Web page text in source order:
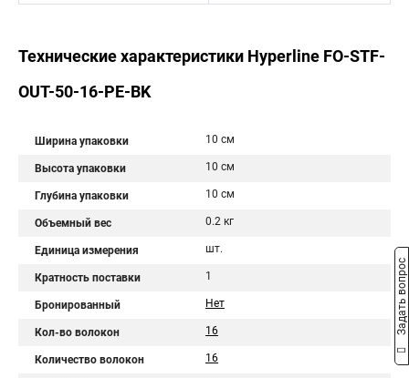
Технические характеристики Hyperline FO-STF-
OUT-50-16-PE-BK
Ширина упаковки 10 см
Высота упаковки 10 см
Глубина упаковки 10 см
Объемный вес 0.2 кг
Единица измерения шт.
Кратность поставки 1
Бронированный Нет
Кол-во волокон 16
Количество волокон 16
Задать вопрос